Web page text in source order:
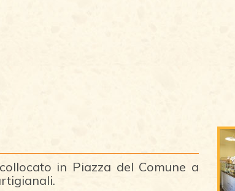
in Piazza del Comune a